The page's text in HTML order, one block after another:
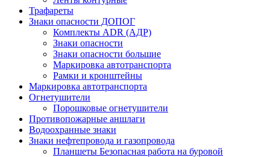
Трафареты
Знаки опасности ДОПОГ
Комплекты ADR (АДР)
Знаки опасности
Знаки опасности большие
Маркировка автотранспорта
Рамки и кронштейны
Маркировка автотранспорта
Огнетушители
Порошковые огнетушители
Противопожарные аншлаги
Водоохранные знаки
Знаки нефтепровода и газопровода
Планшеты Безопасная работа на буровой